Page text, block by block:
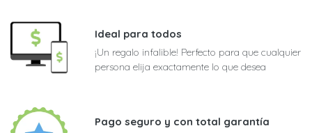
Ideal para todos
¡Un regalo infalible! Perfecto para que cualquier
persona elija exactamente lo que desea
Pago seguro y con total garantía